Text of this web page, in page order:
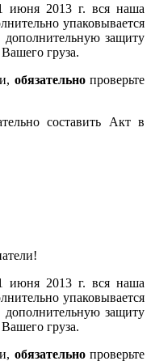
июня 2013 г. вся наша
упаковывается
дополнительную защиту
груза.
обязательнопроверьте
составить Акт в
июня 2013 г. вся наша
упаковывается
дополнительную защиту
груза.
обязательнопроверьте